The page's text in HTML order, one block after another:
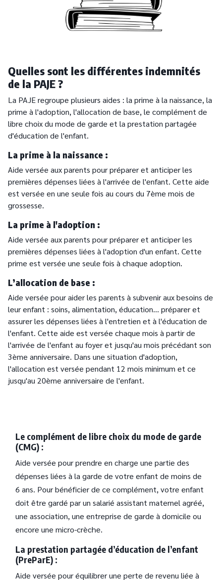
Quelles sont les différentes indemnités
de la PAJE ?
La PAJE regroupe plusieurs aides : la prime à la naissance, la
prime à l'adoption, l'allocation de base, le complément de
libre choix du mode de garde et la prestation partagée
d'éducation de l'enfant.
La prime à la naissance :
Aide versée aux parents pour préparer et anticiper les
premières dépenses liées à l'arrivée de l'enfant. Cette aide
est versée en une seule fois au cours du 7ème mois de
grossesse.
La prime à l'adoption :
Aide versée aux parents pour préparer et anticiper les
premières dépenses liées à l'adoption d'un enfant. Cette
prime est versée une seule fois à chaque adoption.
L’allocation de base :
Aide versée pour aider les parents à subvenir aux besoins de
leur enfant : soins, alimentation, éducation… préparer et
assurer les dépenses liées à l'entretien et à l'éducation de
l'enfant. Cette aide est versée chaque mois à partir de
l'arrivée de l'enfant au foyer et jusqu'au mois précédant son
3ème anniversaire. Dans une situation d'adoption,
l'allocation est versée pendant 12 mois minimum et ce
jusqu'au 20ème anniversaire de l'enfant.
Le complément de libre choix du mode de garde
(CMG) :
Aide versée pour prendre en charge une partie des
dépenses liées à la garde de votre enfant de moins de
6 ans. Pour bénéficier de ce complément, votre enfant
doit être gardé par un salarié assistant maternel agréé,
une association, une entreprise de garde à domicile ou
encore une micro-crèche.
La prestation partagée d’éducation de l’enfant
(PreParE) :
Aide versée pour équilibrer une perte de revenu liée à